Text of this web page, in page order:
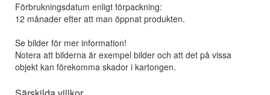
Förbrukningsdatum enligt förpackning:
12 månader efter att man öppnat produkten.
Se bilder för mer information!
Notera att bilderna är exempel bilder och att det på vissa
objekt kan förekomma skador i kartongen.